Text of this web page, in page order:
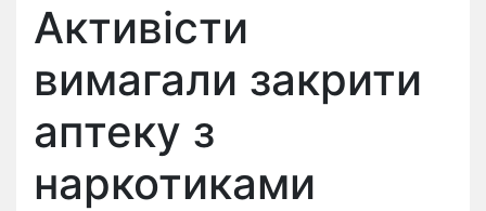
Активісти
вимагали закрити
аптеку з
наркотиками